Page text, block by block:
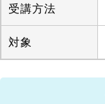
受講方法
対象